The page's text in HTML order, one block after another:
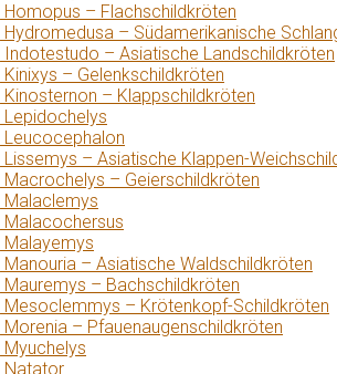
Homopus – Flachschildkröten
Hydromedusa – Südamerikanische
Indotestudo – Asiatische Landschildkröten
Kinixys – Gelenkschildkröten
Kinosternon – Klappschildkröten
Lepidochelys
Leucocephalon
Lissemys – Asiatische Klappen-
Macrochelys – Geierschildkröten
Malaclemys
Malacochersus
Malayemys
Manouria – Asiatische Waldschildkröten
Mauremys – Bachschildkröten
Mesoclemmys – Krötenkopf-Schildkröten
Morenia – Pfauenaugenschildkröten
Myuchelys
Natator